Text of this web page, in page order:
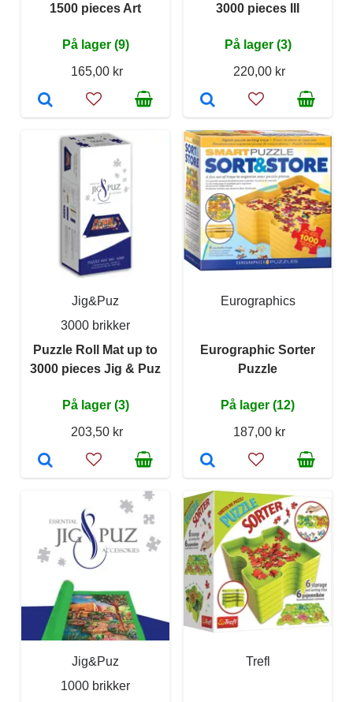
1500 pieces Art
På lager (9)
165,00 kr
3000 pieces III
På lager (3)
220,00 kr
Jig&Puz
3000 brikker
Puzzle Roll Mat up to
3000 pieces Jig & Puz
På lager (3)
203,50 kr
Eurographics
Eurographic Sorter
Puzzle
På lager (12)
187,00 kr
Jig&Puz
1000 brikker
Trefl